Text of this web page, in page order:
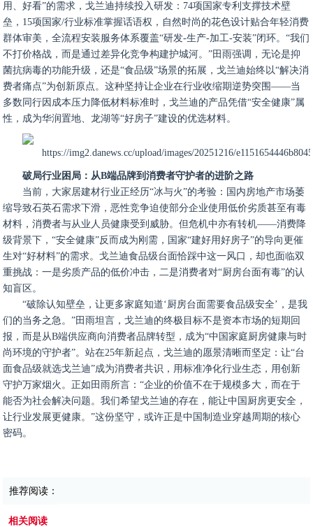
用、好看”的需求，戈兰迪持续投入研发：74项国家专利支撑技术壁
垒，15项国家/行业标准掌握话语权，自然时尚的花色设计贴合年轻消费
群体审美，全流程安装服务体系覆盖“研发-生产-加工-安装”闭环。“我们
不打价格战，而是通过差异化竞争构建护城河。”田雨强调，无论是抑
菌抗病毒的功能升级，还是“食品级”场景的拓展，戈兰迪始终以“解决消
费者痛点”为创新原点。这种坚持让企业在行业收缩期逆势突围——当
多数同行因成本压力降低材料标准时，戈兰迪的产品凭借“安全健康”属
性，成为华润置地、龙湖等“好房子”建设的优选材料。
破局行业困局：从B端品牌到消费者守护者的进阶之路
当前，大家居建材行业正经历“冰与火”的考验：国内房地产市场萎
缩导致石英石需求下滑，恶性竞争迫使部分企业使用低价劣质甚至有毒
材料，消费者与从业人员健康受到威胁。但危机中亦有转机——消费降
级背景下，“安全健康”反而成为刚需，国家“建好用好房子”的导向更催
生对“好材料”的需求。戈兰迪食品级台面恰踩中这一风口，却也面临双
重挑战：一是劣质产品的低价冲击，二是消费者对“厨房台面有毒”的认
知盲区。
“破除认知壁垒，让更多家庭知道‘厨房台面需要食品级安全’，是我
们的当务之急。”田雨坦言，戈兰迪的终极目标不是资本市场的短期回
报，而是从B端供应商向消费者品牌转型，成为“中国家庭厨房健康与时
尚环境的守护者”。站在25年新起点，戈兰迪的愿景清晰而坚定：让“台
面食品级就选戈兰迪”成为消费者共识，用标准净化行业生态，用创新
守护万家烟火。正如田雨所言：“企业的价值不在于规模多大，而在于
能否为社会解决问题。我们希望戈兰迪的存在，能让中国厨房更安全，
让行业发展更健康。”这份坚守，或许正是中国制造业穿越周期的核心
密码。
推荐阅读：
相关阅读